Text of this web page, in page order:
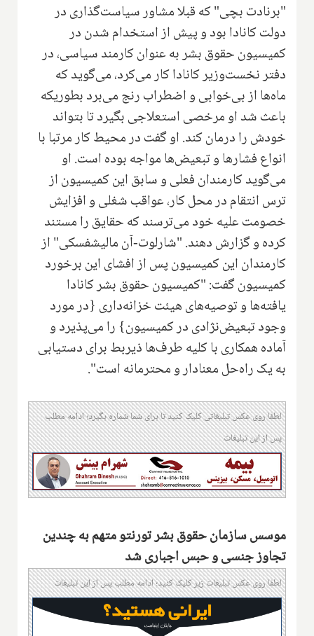
"برنادت بچی" که قبلا مشاور سیاست‌گذاری در
دولت کانادا بود و پیش از استخدام شدن در
کمیسیون حقوق بشر به عنوان کارمند سیاسی، در
دفتر نخست‌وزیر کانادا کار می‌کرد، می‌گوید که
ماه‌ها از بی‌خوابی و اضطراب رنج می‌برد بطوریکه
باعث شد او مرخصی استعلاجی بگیرد تا بتواند
خودش را درمان کند. او گفت در محیط کار مرتبا با
انواع فشارها و تبعیض‌ها مواجه بوده است. او
می‌گوید کارمندان فعلی و سابق این کمیسیون از
ترس انتقام در محل کار، عواقب شغلی و افزایش
خصومت علیه خود می‌ترسند که حقایق را مستند
کرده و گزارش دهند. "شارلوت-آن مالیشفسکی" از
کارمندان این کمیسیون پس از افشای این برخورد
کمیسیون گفت: "کمیسیون حقوق بشر کانادا
یافته‌ها و توصیه‌های هیئت خزانه‌داری {در مورد
وجود تبعیض‌نژادی در کمیسیون} را می‌پذیرد و
آماده همکاری با کلیه طرف‌ها ذیربط برای دستیابی
به یک راه‌حل معنادار و محترمانه است".
لطفا روی عکس تبلیغاتی کلیک کنید تا برای شما شماره بگیرد؛ ادامه مطلب
پس از این تبلیغات
موسس سازمان حقوق بشر تورنتو متهم به چندین
تجاوز جنسی و حبس اجباری شد
لطفا روی عکس تبلیغات زیر کلیک کنید؛ ادامه مطلب پس از این تبلیغات